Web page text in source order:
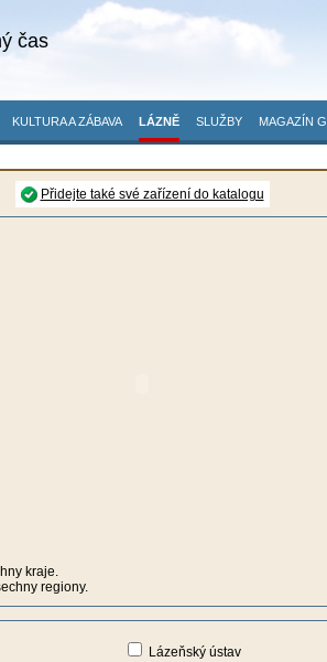
čas
KULTURA A ZÁBAVA LÁZNĚ SLUŽBY MAGAZÍN
Přidejte také své zařízení do katalogu
kraje.
regiony.
Lázeňský ústav